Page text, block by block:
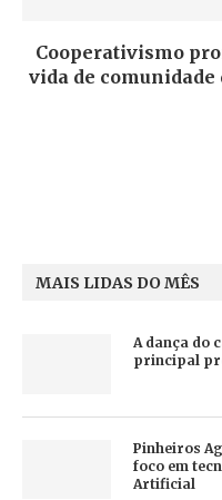
Cooperativismo
vida de
MAIS LIDAS DO MÊS
A dança do
principal
Pinheiros
foco em
Artificial